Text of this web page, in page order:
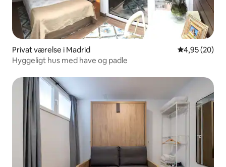
Privat værelse i Madrid 4,95 ud af 5 i
4,95 (20)
Hyggeligt hus med have og padle